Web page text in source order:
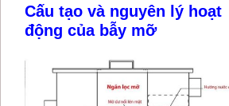
Cấu tạo và nguyên lý hoạt
động của bẫy mỡ